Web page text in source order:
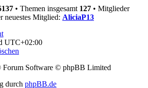
• Themen insgesamt 127 • Mitglieder
neuestes Mitglied: AliciaP13
UTC+02:00
Software © phpBB Limited
durch phpBB.de